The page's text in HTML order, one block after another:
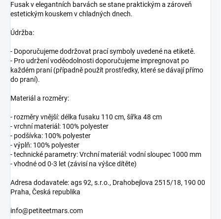
Fusak v elegantních barvách se stane praktickým a zároveň
estetickým kouskem v chladných dnech.
Údržba:
- Doporučujeme dodržovat prací symboly uvedené na etiketě.
- Pro udržení voděodolnosti doporučujeme impregnovat po
každém praní (případně použít prostředky, které se dávají přímo
do praní).
Materiál a rozměry:
- rozměry vnější: délka fusaku 110 cm, šířka 48 cm
- vrchní materiál: 100% polyester
- podšívka: 100% polyester
- výplň: 100% polyester
- technické parametry: Vrchní materiál: vodní sloupec 1000 mm
- vhodné od 0-3 let (závisí na výšce dítěte)
Adresa dodavatele: ags 92, s.r.o., Drahobejlova 2515/18, 190 00
Praha, Česká republika
info@petiteetmars.com